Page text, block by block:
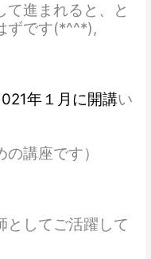
て進まれると、と
ずです(*^^*),
年１月に開講い
講座です）
としてご活躍して